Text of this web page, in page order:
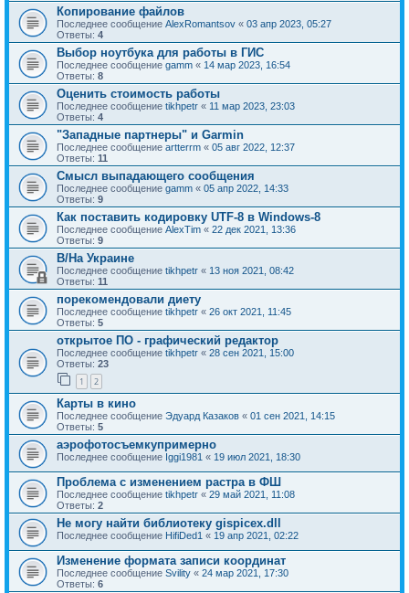
Копирование файлов
Последнее сообщение AlexRomantsov « 03 апр 2023, 05:27
Ответы: 4
Выбор ноутбука для работы в ГИС
Последнее сообщение gamm « 14 мар 2023, 16:54
Ответы: 8
Оценить стоимость работы
Последнее сообщение tikhpetr « 11 мар 2023, 23:03
Ответы: 4
"Западные партнеры" и Garmin
Последнее сообщение artterrm « 05 авг 2022, 12:37
Ответы: 11
Смысл выпадающего сообщения
Последнее сообщение gamm « 05 апр 2022, 14:33
Ответы: 9
Как поставить кодировку UTF-8 в Windows-8
Последнее сообщение AlexTim « 22 дек 2021, 13:36
Ответы: 9
В/На Украине
Последнее сообщение tikhpetr « 13 ноя 2021, 08:42
Ответы: 11
порекомендовали диету
Последнее сообщение tikhpetr « 26 окт 2021, 11:45
Ответы: 5
открытое ПО - графический редактор
Последнее сообщение tikhpetr « 28 сен 2021, 15:00
Ответы: 23
1 2
Карты в кино
Последнее сообщение Эдуард Казаков « 01 сен 2021, 14:15
Ответы: 5
аэрофотосъемкупримерно
Последнее сообщение Iggi1981 « 19 июл 2021, 18:30
Проблема с изменением растра в ФШ
Последнее сообщение tikhpetr « 29 май 2021, 11:08
Ответы: 2
Не могу найти библиотеку gispicex.dll
Последнее сообщение HifiDed1 « 19 апр 2021, 02:22
Изменение формата записи координат
Последнее сообщение Svility « 24 мар 2021, 17:30
Ответы: 6